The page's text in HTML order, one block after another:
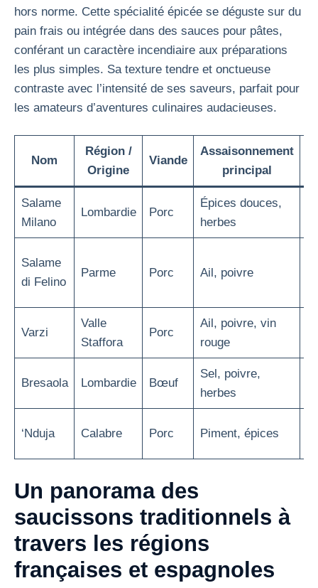
hors norme. Cette spécialité épicée se déguste sur du
pain frais ou intégrée dans des sauces pour pâtes,
conférant un caractère incendiaire aux préparations
les plus simples. Sa texture tendre et onctueuse
contraste avec l’intensité de ses saveurs, parfait pour
les amateurs d’aventures culinaires audacieuses.
Nom
Région /
Origine
Viande
Assaisonnement
principal
Salame
Milano
Lombardie Porc
Épices douces,
herbes
Salame
di Felino
Parme Porc Ail, poivre
Varzi
Valle
Staffora
Porc
Ail, poivre, vin
rouge
Bresaola Lombardie Bœuf
Sel, poivre,
herbes
‘Nduja Calabre Porc Piment, épices
Un panorama des
saucissons traditionnels à
travers les régions
françaises et espagnoles